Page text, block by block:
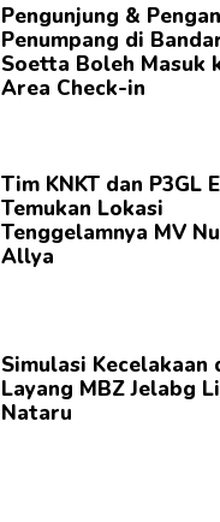
Pengunjung &
Penumpang di
Soetta Boleh Masuk
Area Check-in
Tim KNKT dan P3GL
Temukan Lokasi
Tenggelamnya MV
Allya
Simulasi Kecelakaan
Layang MBZ Jelabg
Nataru